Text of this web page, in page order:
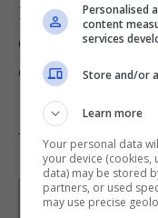
Montate la
cioccolata, nelle
cioccolata e
Tag: Ricette dal mondo
Parole di
Personalised
content
services
Store and/or
Learn more
Your personal data
your device (cookies,
data) may be stored
partners, or used
may use precise